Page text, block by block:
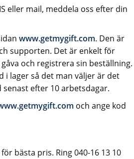
eller mail, meddela oss efter din
www.getmygift.com. Den är
supporten. Det är enkelt för
och registrera sin beställning.
i lager så det man väljer är det
efter 10 arbetsdagar.
och ange kod
bästa pris. Ring 040-16 13 10